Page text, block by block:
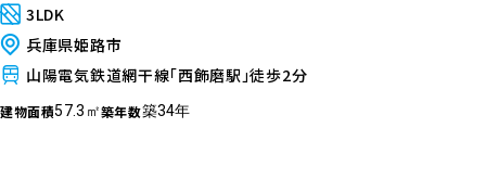
3LDK
兵庫県姫路市
山陽電気鉄道網干線「西飾磨駅」徒歩2分
建物面積57.3㎡築年数築34年